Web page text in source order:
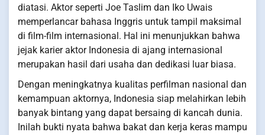
diatasi. Aktor seperti Joe Taslim dan Iko Uwais
memperlancar bahasa Inggris untuk tampil maksimal
di film-film internasional. Hal ini menunjukkan bahwa
jejak karier aktor Indonesia di ajang internasional
merupakan hasil dari usaha dan dedikasi luar biasa.
Dengan meningkatnya kualitas perfilman nasional dan
kemampuan aktornya, Indonesia siap melahirkan lebih
banyak bintang yang dapat bersaing di kancah dunia.
Inilah bukti nyata bahwa bakat dan kerja keras mampu